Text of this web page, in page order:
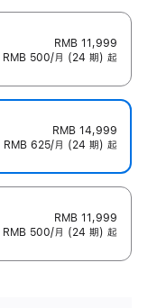
RMB 11,999
RMB 500/月 (24 期) 起
RMB 14,999
RMB 625/月 (24 期) 起
RMB 11,999
RMB 500/月 (24 期) 起